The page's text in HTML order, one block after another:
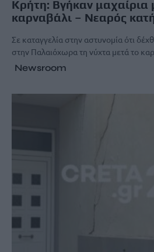
Κρήτη: Βγήκαν μαχαίρια
καρναβάλι – Νεαρός
Σε καταγγελία στην αστυνομία ότι
στην Παλαιόχωρα τη νύχτα μετά το
Newsroom